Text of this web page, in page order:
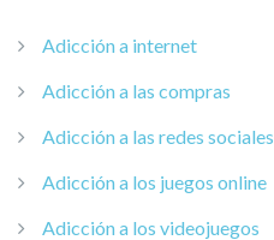
Adicción a internet
Adicción a las compras
Adicción a las redes sociales
Adicción a los juegos online
Adicción a los videojuegos